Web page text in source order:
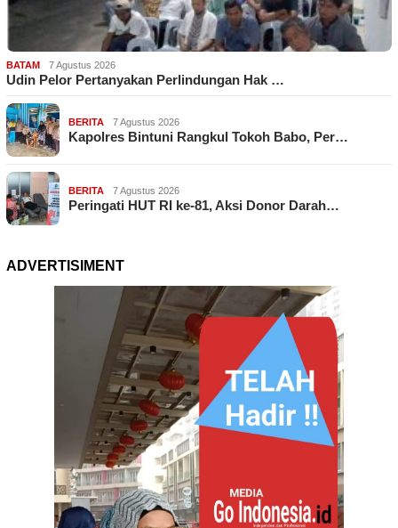
BATAM 7 Agustus 2026
Udin Pelor Pertanyakan Perlindungan Hak …
BERITA 7 Agustus 2026
Kapolres Bintuni Rangkul Tokoh Babo, Per…
BERITA 7 Agustus 2026
Peringati HUT RI ke-81, Aksi Donor Darah…
ADVERTISIMENT